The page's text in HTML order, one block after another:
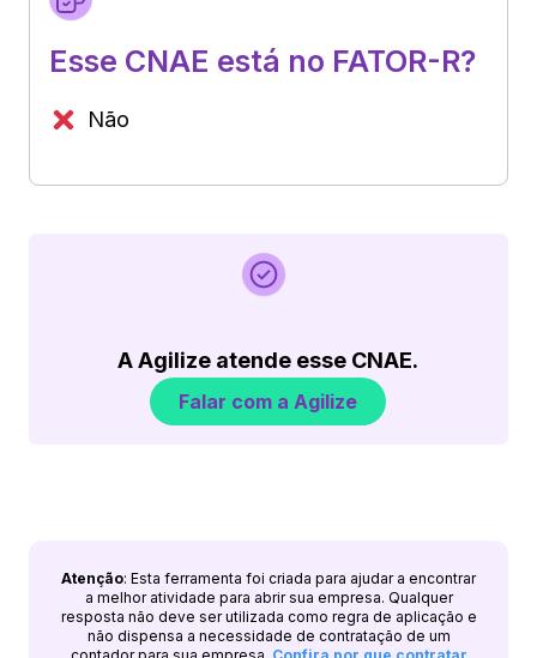
Esse CNAE está no FATOR-R?
Não
A Agilize atende esse CNAE.
Falar com a Agilize
Atenção: Esta ferramenta foi criada para ajudar a encontrar
a melhor atividade para abrir sua empresa. Qualquer
resposta não deve ser utilizada como regra de aplicação e
não dispensa a necessidade de contratação de um